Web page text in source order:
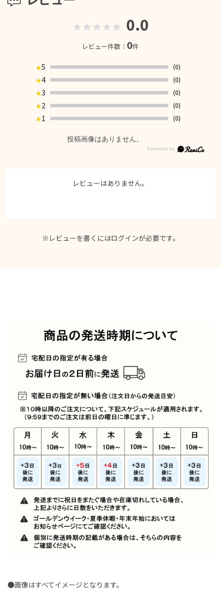
0.0
レビュー件数： 0件
★5
(0)
★4
(0)
★3
(0)
★2
(0)
★1 (0)
投稿画像はありません。
レビューはありません。
※レビューを書くにはログインが必要です。
●画像はすべてイメージとなります。